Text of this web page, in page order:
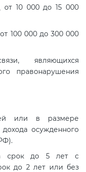
10 000 до 15 000
100 000 до 300 000
являющихся
правонарушения
или в размере
осужденного
срок до 5 лет с
до 2 лет или без